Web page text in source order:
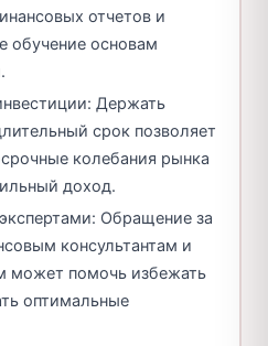
отчетов и
обучение основам
Держать
срок позволяет
колебания рынка
доход.
Обращение за
консультантам и
может помочь избежать
оптимальные